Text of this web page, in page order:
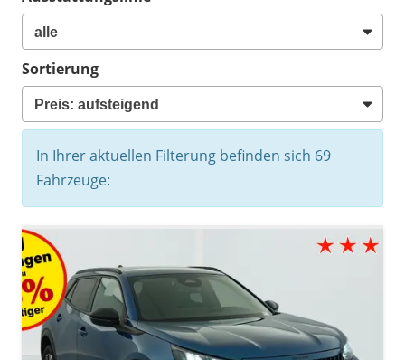
Sortierung
In Ihrer aktuellen Filterung befinden sich 69
Fahrzeuge: